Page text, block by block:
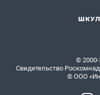
©
Свидетельство
© ООО